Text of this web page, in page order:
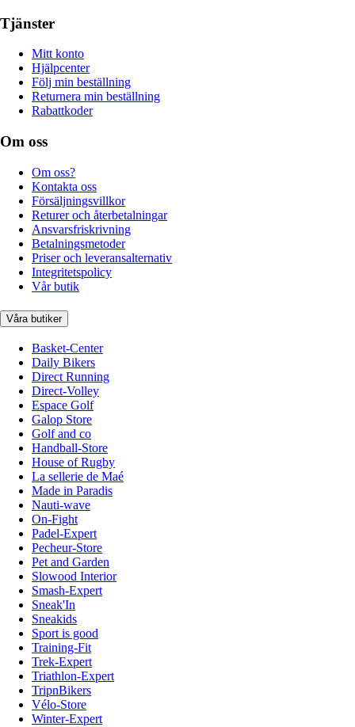
Tjänster
Mitt konto
Hjälpcenter
Följ min beställning
Returnera min beställning
Rabattkoder
Om oss
Om oss?
Kontakta oss
Försäljningsvillkor
Returer och återbetalningar
Ansvarsfriskrivning
Betalningsmetoder
Priser och leveransalternativ
Integritetspolicy
Vår butik
Våra butiker
Basket-Center
Daily Bikers
Direct Running
Direct-Volley
Espace Golf
Galop Store
Golf and co
Handball-Store
House of Rugby
La sellerie de Maé
Made in Paradis
Nauti-wave
On-Fight
Padel-Expert
Pecheur-Store
Pet and Garden
Slowood Interior
Smash-Expert
Sneak'In
Sneakids
Sport is good
Training-Fit
Trek-Expert
Triathlon-Expert
TripnBikers
Vélo-Store
Winter-Expert